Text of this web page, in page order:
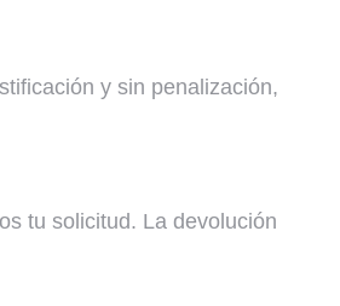
y sin penalización,
tu solicitud. La devolución